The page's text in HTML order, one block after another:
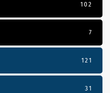
102
7
121
31